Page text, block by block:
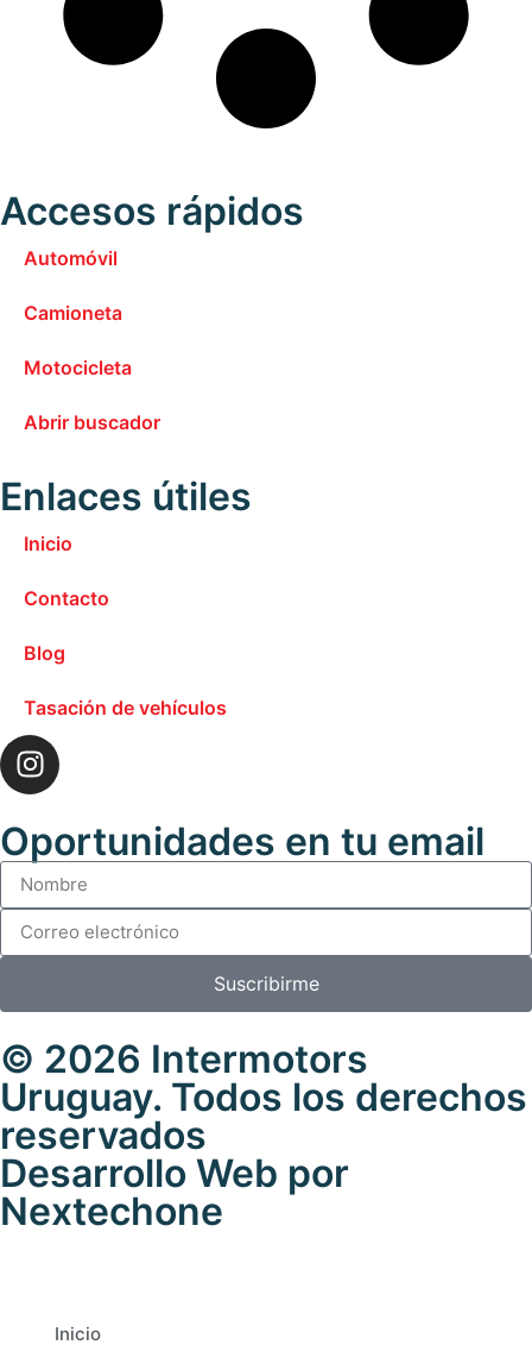
Accesos rápidos
Automóvil
Camioneta
Motocicleta
Abrir buscador
Enlaces útiles
Inicio
Contacto
Blog
Tasación de vehículos
Oportunidades en tu email
Suscribirme
© 2026 Intermotors
Uruguay. Todos los derechos
reservados
Desarrollo Web por
Nextechone
Inicio